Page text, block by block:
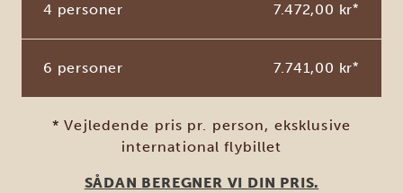
4 personer 7.472,00 kr*
6 personer 7.741,00 kr*
* Vejledende pris pr. person, eksklusive
international flybillet
SÅDAN BEREGNER VI DIN PRIS.